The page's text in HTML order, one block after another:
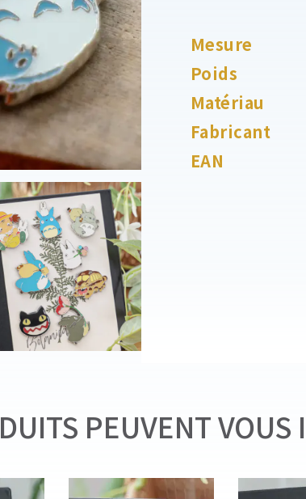
Mesure
Poids
Matériau
Fabricant
EAN
PEUVENT VOUS